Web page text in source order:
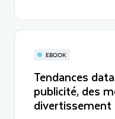
EBOOK
Tendances
publicité, des
divertissement